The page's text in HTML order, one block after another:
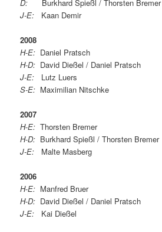
D: Burkhard Spießl / Thorsten Bremer
J-E: Kaan Demir
2008
H-E: Daniel Pratsch
H-D: David Dießel / Daniel Pratsch
J-E: Lutz Luers
S-E: Maximilian Nitschke
2007
H-E: Thorsten Bremer
H-D: Burkhard Spießl / Thorsten Bremer
J-E: Malte Masberg
2006
H-E: Manfred Bruer
H-D: David Dießel / Daniel Pratsch
J-E: Kai Dießel